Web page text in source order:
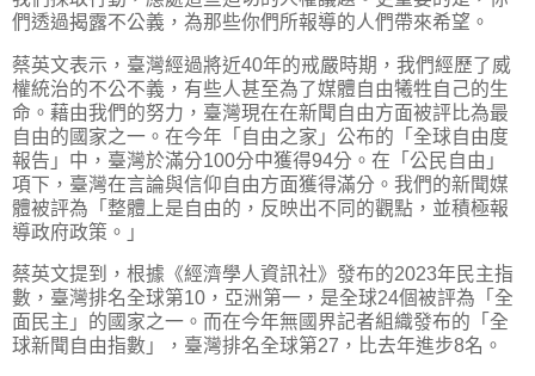
們透過揭露不公義，為那些你們所報導的人們帶來希望。
蔡英文表示，臺灣經過將近40年的戒嚴時期，我們經歷了威
權統治的不公不義，有些人甚至為了媒體自由犧牲自己的生
命。藉由我們的努力，臺灣現在在新聞自由方面被評比為最
自由的國家之一。在今年「自由之家」公布的「全球自由度
報告」中，臺灣於滿分100分中獲得94分。在「公民自由」
項下，臺灣在言論與信仰自由方面獲得滿分。我們的新聞媒
體被評為「整體上是自由的，反映出不同的觀點，並積極報
導政府政策。」
蔡英文提到，根據《經濟學人資訊社》發布的2023年民主指
數，臺灣排名全球第10，亞洲第一，是全球24個被評為「全
面民主」的國家之一。而在今年無國界記者組織發布的「全
球新聞自由指數」，臺灣排名全球第27，比去年進步8名。